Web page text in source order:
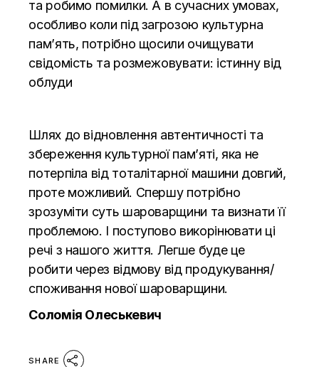
та робимо помилки. А в сучасних умовах,
особливо коли під загрозою культурна
пам’ять, потрібно щосили очищувати
свідомість та розмежовувати: істинну від
облуди
Шлях до відновлення автентичності та
збереження культурної пам’яті, яка не
потерпіла від тоталітарної машини довгий,
проте можливий. Спершу потрібно
зрозуміти суть шароварщини та визнати її
проблемою. І поступово викорінювати ці
речі з нашого життя. Легше буде це
робити через відмову від продукування/
споживання нової шароварщини.
Соломія Олеськевич
SHARE